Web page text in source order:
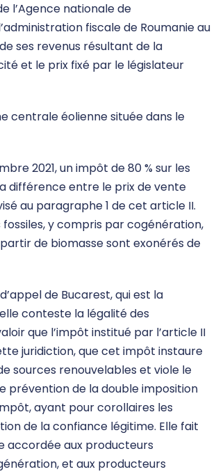
l’Agence nationale de
fiscale de Roumanie au
ses revenus résultant de la
et le prix fixé par le législateur
centrale éolienne située dans le
2021, un impôt de 80 % sur les
différence entre le prix de vente
au paragraphe 1 de cet article II.
y compris par cogénération,
de biomasse sont exonérés de
de Bucarest, qui est la
conteste la légalité des
que l’impôt institué par l’article II
juridiction, que cet impôt instaure
sources renouvelables et viole le
prévention de la double imposition
ayant pour corollaires les
de la confiance légitime. Elle fait
accordée aux producteurs
et aux producteurs